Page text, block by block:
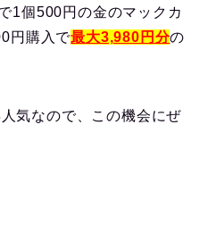
1個500円の金のマックカ
円購入で最大3,980円分の
気なので、この機会にぜ